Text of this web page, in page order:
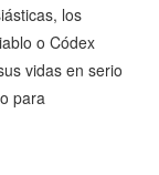
los
o Códex
vidas en serio
para